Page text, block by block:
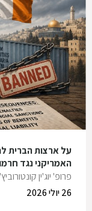
על ארצות הברית
האמריקני נגד
פרופ' יוג'ין קונטורוביץ'
26 יולי 2026